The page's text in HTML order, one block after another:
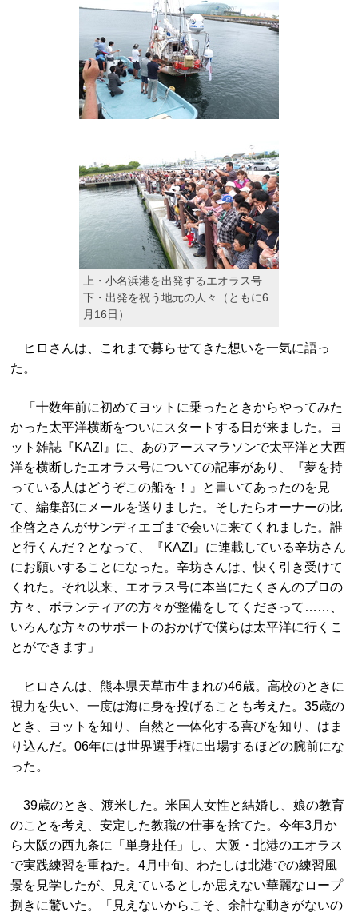
上・小名浜港を出発するエオラス号
下・出発を祝う地元の人々（ともに6
月16日）
ヒロさんは、これまで募らせてきた想いを一気に語っ
た。
「十数年前に初めてヨットに乗ったときからやってみた
かった太平洋横断をついにスタートする日が来ました。ヨ
ット雑誌『KAZI』に、あのアースマラソンで太平洋と大西
洋を横断したエオラス号についての記事があり、『夢を持
っている人はどうぞこの船を！』と書いてあったのを見
て、編集部にメールを送りました。そしたらオーナーの比
企啓之さんがサンディエゴまで会いに来てくれました。誰
と行くんだ？となって、『KAZI』に連載している辛坊さん
にお願いすることになった。辛坊さんは、快く引き受けて
くれた。それ以来、エオラス号に本当にたくさんのプロの
方々、ボランティアの方々が整備をしてくださって……、
いろんな方々のサポートのおかげで僕らは太平洋に行くこ
とができます」
ヒロさんは、熊本県天草市生まれの46歳。高校のときに
視力を失い、一度は海に身を投げることも考えた。35歳の
とき、ヨットを知り、自然と一体化する喜びを知り、はま
り込んだ。06年には世界選手権に出場するほどの腕前にな
った。
39歳のとき、渡米した。米国人女性と結婚し、娘の教育
のことを考え、安定した教職の仕事を捨てた。今年3月か
ら大阪の西九条に「単身赴任」し、大阪・北港のエオラス
で実践練習を重ねた。4月中旬、わたしは北港での練習風
景を見学したが、見えているとしか思えない華麗なロープ
捌きに驚いた。「見えないからこそ、余計な動きがないの